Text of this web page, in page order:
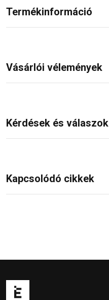
Termékinformáció
Vásárlói vélemények
Kérdések és válaszok
Kapcsolódó cikkek